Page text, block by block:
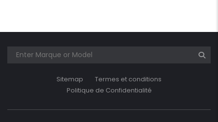
Sitemap
Termes et conditions
Politique de Confidentialité